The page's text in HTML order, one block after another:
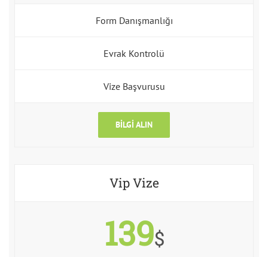
Form Danışmanlığı
Evrak Kontrolü
Vize Başvurusu
BILGI ALIN
Vip Vize
139$